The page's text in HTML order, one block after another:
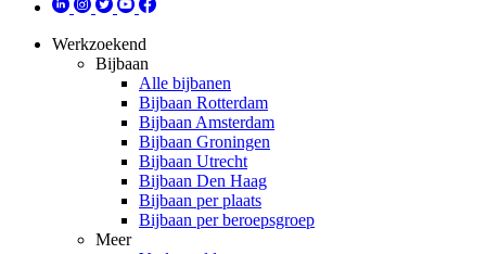
Werkzoekend
Bijbaan
Alle bijbanen
Bijbaan Rotterdam
Bijbaan Amsterdam
Bijbaan Groningen
Bijbaan Utrecht
Bijbaan Den Haag
Bijbaan per plaats
Bijbaan per beroepsgroep
Meer